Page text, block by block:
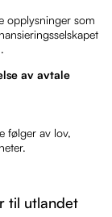
opplysninger som
av avtale
følger av lov,
til utlandet